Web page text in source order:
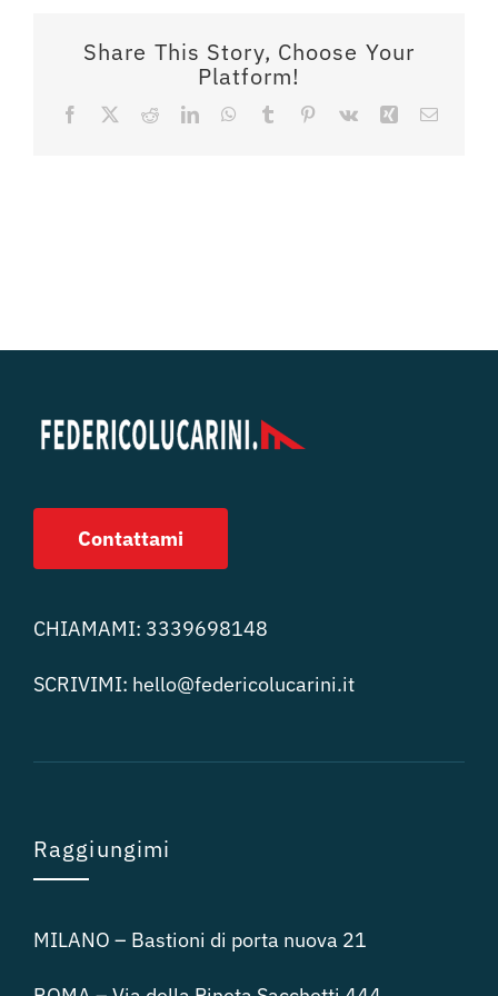
Share This Story, Choose Your
Platform!
Facebook RedditLinkedInWhatsApp
Tumblr Pinterest
Vk Xing Email
Contattami
CHIAMAMI: 3339698148
SCRIVIMI: hello@federicolucarini.it
Raggiungimi
MILANO – Bastioni di porta nuova 21